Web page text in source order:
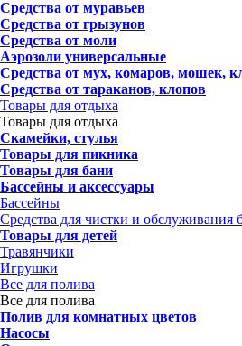
Средства от муравьев
Средства от грызунов
Средства от моли
Аэрозоли универсальные
Средства от мух, комаров, мошек,
Средства от тараканов, клопов
Товары для отдыха
Товары для отдыха
Скамейки, стулья
Товары для пикника
Товары для бани
Бассейны и аксессуары
Бассейны
Средства для чистки и обслуживания
Товары для детей
Травянчики
Игрушки
Все для полива
Все для полива
Полив для комнатных цветов
Насосы